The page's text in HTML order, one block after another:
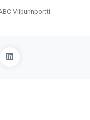
Viipurinportti